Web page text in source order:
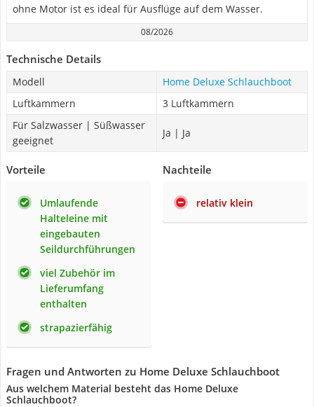
ohne Motor ist es ideal für Ausflüge auf dem Wasser.
08/2026
Technische Details
Modell
Home Deluxe Schlauchboot
Luftkammern
3 Luftkammern
Für Salzwasser | Süßwasser
geeignet
Ja | Ja
Vorteile
Umlaufende
Halteleine mit
eingebauten
Seildurchführungen
viel Zubehör im
Lieferumfang
enthalten
strapazierfähig
Nachteile
relativ klein
Fragen und Antworten zu Home Deluxe Schlauchboot
Aus welchem Material besteht das Home Deluxe
Schlauchboot?